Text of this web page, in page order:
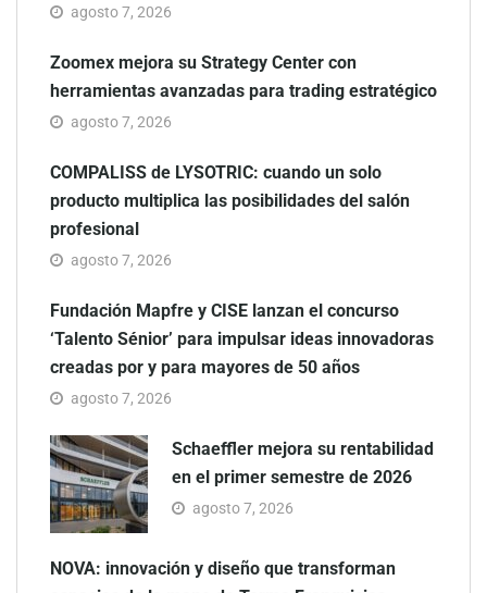
agosto 7, 2026
Zoomex mejora su Strategy Center con
herramientas avanzadas para trading estratégico
agosto 7, 2026
COMPALISS de LYSOTRIC: cuando un solo
producto multiplica las posibilidades del salón
profesional
agosto 7, 2026
Fundación Mapfre y CISE lanzan el concurso
‘Talento Sénior’ para impulsar ideas innovadoras
creadas por y para mayores de 50 años
agosto 7, 2026
Schaeffler mejora su rentabilidad
en el primer semestre de 2026
agosto 7, 2026
NOVA: innovación y diseño que transforman